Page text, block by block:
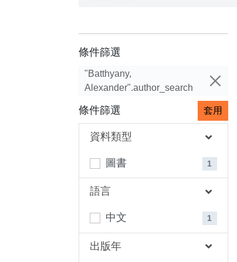
條件篩選
"Batthyany,
Alexander".author_search
條件篩選 套用
資料類型
圖書 1
語言
中文 1
出版年